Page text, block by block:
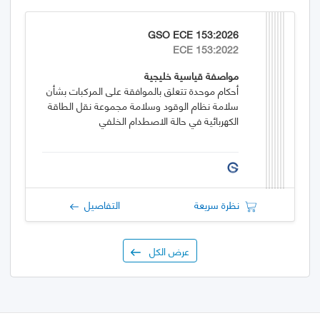
GSO ECE 153:2026
ECE 153:2022
مواصفة قياسية خليجية
أحكام موحدة تتعلق بالموافقة على المركبات بشأن
سلامة نظام الوقود وسلامة مجموعة نقل الطاقة
الكهربائية في حالة الاصطدام الخلفي
نظرة سريعة التفاصيل
عرض الكل